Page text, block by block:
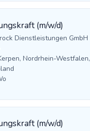
(m/w/d)
Dienstleistungen GmbH
Nordrhein-Westfalen,
(m/w/d)